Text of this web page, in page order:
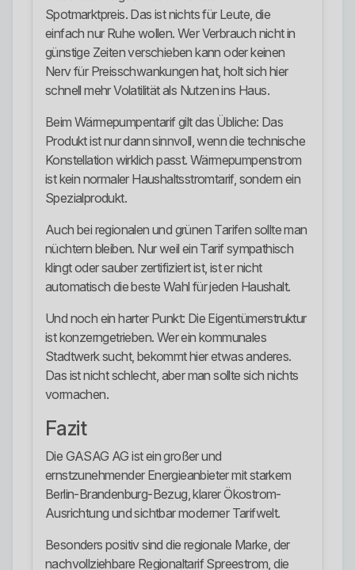
Spotmarktpreis. Das ist nichts für Leute, die
einfach nur Ruhe wollen. Wer Verbrauch nicht in
günstige Zeiten verschieben kann oder keinen
Nerv für Preisschwankungen hat, holt sich hier
schnell mehr Volatilität als Nutzen ins Haus.
Beim Wärmepumpentarif gilt das Übliche: Das
Produkt ist nur dann sinnvoll, wenn die technische
Konstellation wirklich passt. Wärmepumpenstrom
ist kein normaler Haushaltsstromtarif, sondern ein
Spezialprodukt.
Auch bei regionalen und grünen Tarifen sollte man
nüchtern bleiben. Nur weil ein Tarif sympathisch
klingt oder sauber zertifiziert ist, ist er nicht
automatisch die beste Wahl für jeden Haushalt.
Und noch ein harter Punkt: Die Eigentümerstruktur
ist konzerngetrieben. Wer ein kommunales
Stadtwerk sucht, bekommt hier etwas anderes.
Das ist nicht schlecht, aber man sollte sich nichts
vormachen.
Fazit
Die GASAG AG ist ein großer und
ernstzunehmender Energieanbieter mit starkem
Berlin-Brandenburg-Bezug, klarer Ökostrom-
Ausrichtung und sichtbar moderner Tarifwelt.
Besonders positiv sind die regionale Marke, der
nachvollziehbare Regionaltarif Spreestrom, die